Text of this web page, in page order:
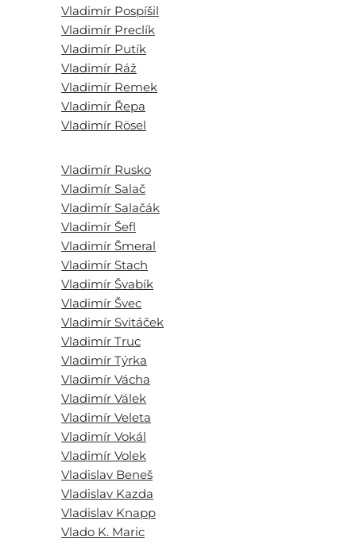
Vladimír Pospíšil
Vladimír Preclík
Vladimír Putík
Vladimír Ráž
Vladimír Remek
Vladimír Řepa
Vladimír Rösel
Vladimír Rusko
Vladimír Salač
Vladimír Salačák
Vladimír Šefl
Vladimír Šmeral
Vladimír Stach
Vladimír Švabík
Vladimír Švec
Vladimír Svitáček
Vladimír Truc
Vladimír Týrka
Vladimír Vácha
Vladimír Válek
Vladimír Veleta
Vladimír Vokál
Vladimír Volek
Vladislav Beneš
Vladislav Kazda
Vladislav Knapp
Vlado K. Maric